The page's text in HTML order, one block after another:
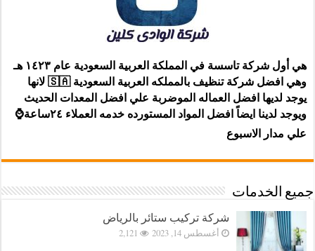
هي أول شركة تاسسة في المملكة العربية السعودية عام ١٤٢٣ هـ
وهي افضل شركة تنظيف بالمملكه العربية السعودية 🇸🇦 لانها
يوجد لديها افضل العماله الموضربة علي افضل المعدات الحديث
ويوجد لدينا ايضاً افضل المواد المستورده خدمه العملاء ٢٤ساعة⌚
علي مدار الاسبوع
جميع الخدمات
شركة تركيب ستائر بالرياض
أغسطس 14, 2023 2,121